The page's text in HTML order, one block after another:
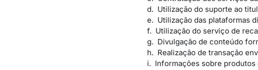
d. Utilização do suporte ao
e. Utilização das plataformas
f. Utilização do serviço de
g. Divulgação de conteúdo
h. Realização de transação
i. Informações sobre produtos